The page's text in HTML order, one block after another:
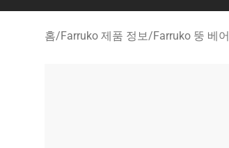
홈/Farruko 제품 정보/Farruko 뚱 베어